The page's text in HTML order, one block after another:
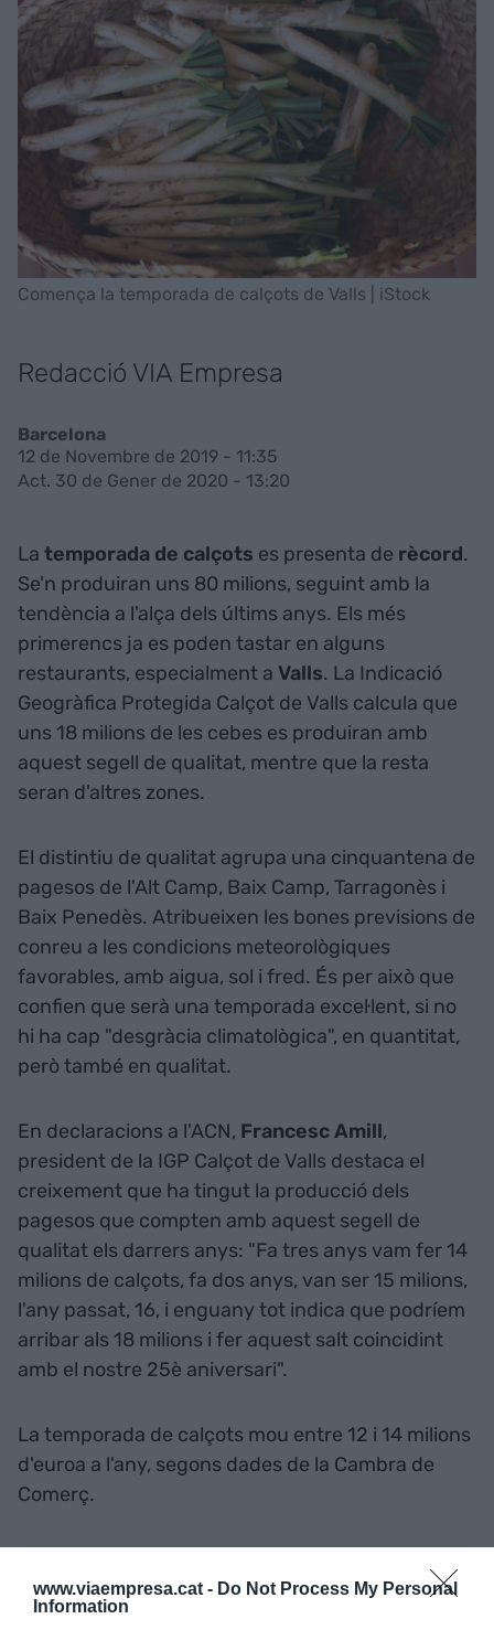
www.viaempresa.cat - Do Not Process My Personal
Information
Comença la temporada de calçots de Valls | iStock
Redacció VIA Empresa
Barcelona
12 de Novembre de 2019 - 11:35
Act. 30 de Gener de 2020 - 13:20
La temporada de calçots es presenta de rècord.
Se'n produiran uns 80 milions, seguint amb la
tendència a l'alça dels últims anys. Els més
primerencs ja es poden tastar en alguns
restaurants, especialment a Valls. La Indicació
Geogràfica Protegida Calçot de Valls calcula que
uns 18 milions de les cebes es produiran amb
aquest segell de qualitat, mentre que la resta
seran d'altres zones.
El distintiu de qualitat agrupa una cinquantena de
pagesos de l'Alt Camp, Baix Camp, Tarragonès i
Baix Penedès. Atribueixen les bones previsions de
conreu a les condicions meteorològiques
favorables, amb aigua, sol i fred. És per això que
confien que serà una temporada excel·lent, si no
hi ha cap "desgràcia climatològica", en quantitat,
però també en qualitat.
En declaracions a l'ACN, Francesc Amill,
president de la IGP Calçot de Valls destaca el
creixement que ha tingut la producció dels
pagesos que compten amb aquest segell de
qualitat els darrers anys: "Fa tres anys vam fer 14
milions de calçots, fa dos anys, van ser 15 milions,
l'any passat, 16, i enguany tot indica que podríem
arribar als 18 milions i fer aquest salt coincidint
amb el nostre 25è aniversari".
La temporada de calçots mou entre 12 i 14 milions
d'euroa a l'any, segons dades de la Cambra de
Comerç.
com a font preferida de
Google de forma gratuïta
Estigues informat amb les últimes notícies d'actualitat